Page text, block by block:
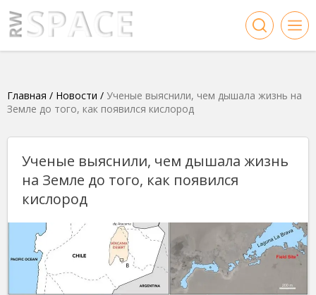
Главная / Новости / Ученые выяснили, чем дышала жизнь на
Земле до того, как появился кислород
Ученые выяснили, чем дышала жизнь
на Земле до того, как появился
кислород